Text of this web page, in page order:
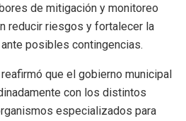
de mitigación y monitoreo
reducir riesgos y fortalecer la
posibles contingencias.
que el gobierno municipal
con los distintos
especializados para